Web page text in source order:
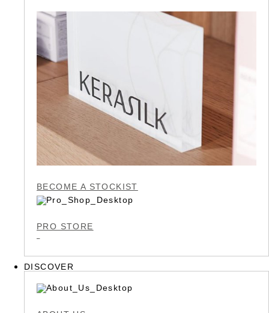
BECOME A STOCKIST
PRO STORE
DISCOVER